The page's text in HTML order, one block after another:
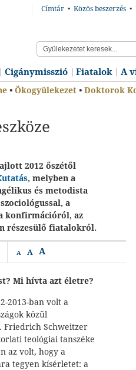
Címtár • Közös beszerzés •
Cigánymisszió Fiatalok A
• Ökogyülekezet • Doktorok
2012 őszétől
, melyben a
és metodista
a
konfirmációról, az
részesülő fiatalokról.
A A A
Mi hívta azt életre?
2013-ban volt a
közül
Friedrich Schweitzer
teológiai tanszéke
az volt, hogy a
tegyen kísérletet: a